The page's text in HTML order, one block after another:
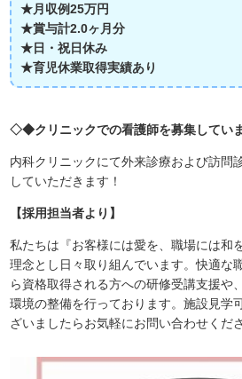
★月収例25万円
★賞与計2.0ヶ月分
★日・祝日休み
★育児休業取得実績あり
◇◆クリニックでの看護師を募集して
内科クリニックにて外来診療および訪問
していただきます！
【採用担当者より】
私たちは『お客様には愛を、職場には和
理念とし日々取り組んでいます。快適な
ら資格取得される方への研修受講支援や
環境の整備を行っております。施設見学
ざいましたらお気軽にお問い合わせくださ